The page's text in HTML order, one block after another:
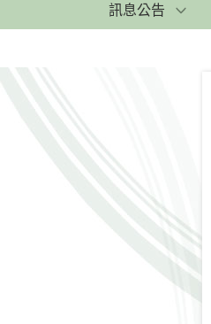
訊息公告